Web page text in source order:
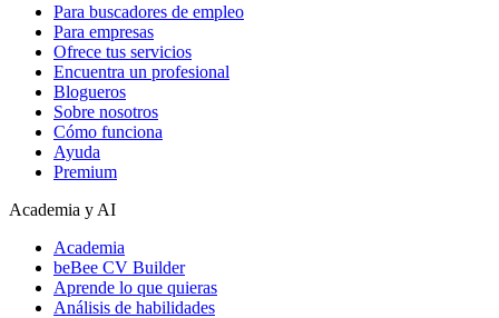
Para buscadores de empleo
Para empresas
Ofrece tus servicios
Encuentra un profesional
Blogueros
Sobre nosotros
Cómo funciona
Ayuda
Premium
Academia y AI
Academia
beBee CV Builder
Aprende lo que quieras
Análisis de habilidades